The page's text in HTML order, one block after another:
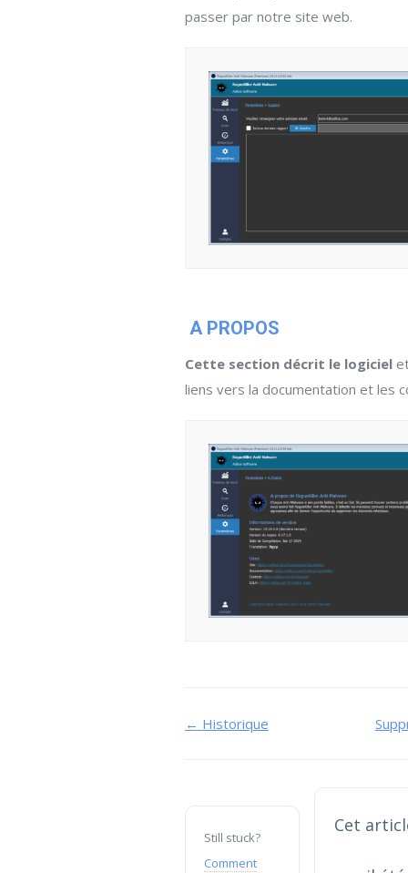
passer par notre site web.
A PROPOS
Cette section décrit le logiciel
liens vers la documentation et les
Navigation
← Historique
Still stuck?
Comment
Cet